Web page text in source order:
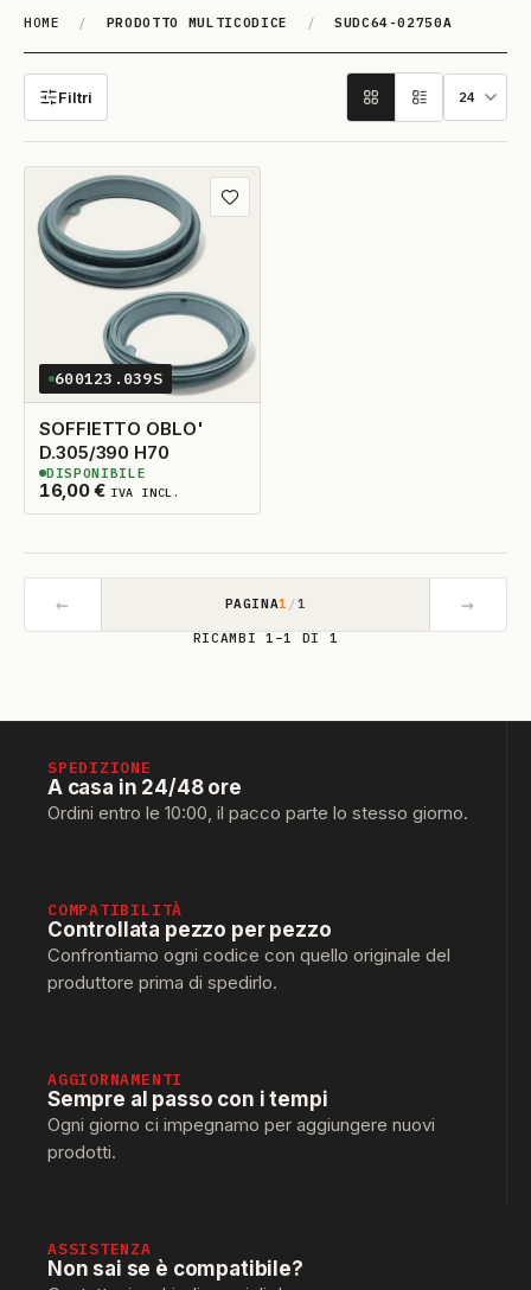
HOME / PRODOTTO MULTICODICE / SUDC64-02750A
SUDC64-02750A
Filtri
Aggiungi ai preferiti
600123.039S
SOFFIETTO OBLO'
D.305/390 H70
16,00€ IVA INCL.
5DISPONIBILI
DISPONIBILE
← PAGINA1 /1 →
RICAMBI 1–1 DI 1
SPEDIZIONE
A casa in 24/48 ore
Ordini entro le 10:00, il pacco parte lo stesso giorno.
COMPATIBILITÀ
Controllata pezzo per pezzo
Confrontiamo ogni codice con quello originale del
produttore prima di spedirlo.
AGGIORNAMENTI
Sempre al passo con i tempi
Ogni giorno ci impegnamo per aggiungere nuovi
prodotti.
ASSISTENZA
Non sai se è compatibile?